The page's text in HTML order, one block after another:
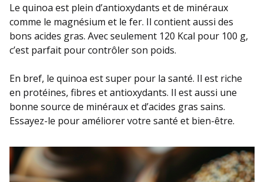
Le quinoa est plein d’antioxydants et de minéraux
comme le magnésium et le fer. Il contient aussi des
bons acides gras. Avec seulement 120 Kcal pour 100 g,
c’est parfait pour contrôler son poids.
En bref, le quinoa est super pour la santé. Il est riche
en protéines, fibres et antioxydants. Il est aussi une
bonne source de minéraux et d’acides gras sains.
Essayez-le pour améliorer votre santé et bien-être.